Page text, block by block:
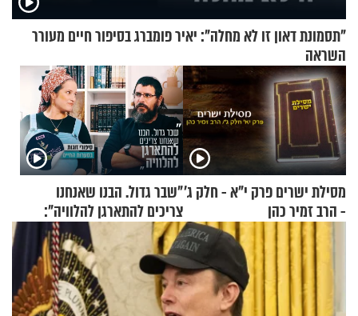
"תסמונת דאון זו לא מחלה": יאיר פומברג בסיפור חיים מעורר
השראה
מסילת ישרים פרק י"א - חלק ג’
- הרב זמיר כהן
"שבר גדול. הבנו שאנחנו
צריכים להתארגן להלוויה":
זוגיות במבחן, הפעם עם מרים
וגד דנינו